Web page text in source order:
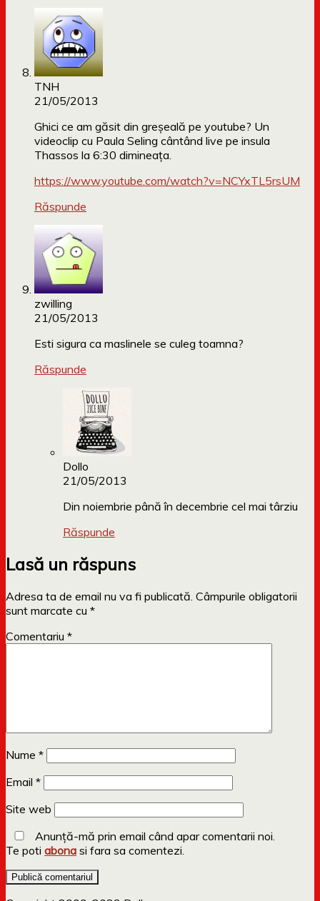
TNH
21/05/2013
Ghici ce am găsit din greşeală pe youtube? Un
videoclip cu Paula Seling cântând live pe insula
Thassos la 6:30 dimineaţa.
https://www.youtube.com/watch?v=NCYxTL5rsUM
Răspunde
zwilling
21/05/2013
Esti sigura ca maslinele se culeg toamna?
Răspunde
Dollo
21/05/2013
Din noiembrie până în decembrie cel mai târziu
Răspunde
Lasă un răspuns
Adresa ta de email nu va fi publicată. Câmpurile obligatorii
sunt marcate cu *
Comentariu *
Nume *
Email *
Site web
Anunță-mă prin email când apar comentarii noi.
Te poti abona si fara sa comentezi.